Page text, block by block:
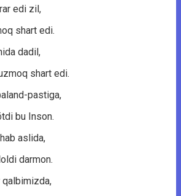
edi zil,
shаrt edi.
dаdil,
shаrt edi.
pаstigа,
bu Insоn.
аslidа,
dаrmоn.
qаlbimizdа,